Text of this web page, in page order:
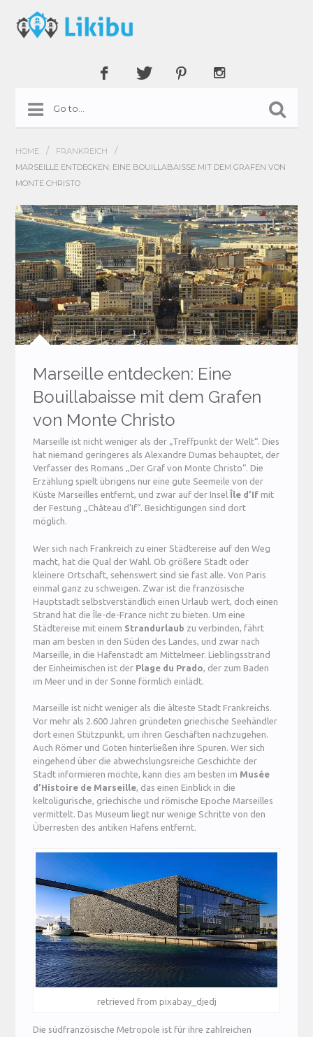
HOME / FRANKREICH /
MARSEILLE ENTDECKEN: EINE BOUILLABAISSE MIT DEM GRAFEN VON
MONTE CHRISTO
Marseille entdecken: Eine
Bouillabaisse mit dem Grafen
von Monte Christo
Marseille ist nicht weniger als der „Treffpunkt der Welt“. Dies
hat niemand geringeres als Alexandre Dumas behauptet, der
Verfasser des Romans „Der Graf von Monte Christo“. Die
Erzählung spielt übrigens nur eine gute Seemeile von der
Küste Marseilles entfernt, und zwar auf der Insel Île d’If mit
der Festung „Château d’If“. Besichtigungen sind dort
möglich.
Wer sich nach Frankreich zu einer Städtereise auf den Weg
macht, hat die Qual der Wahl. Ob größere Stadt oder
kleinere Ortschaft, sehenswert sind sie fast alle. Von Paris
einmal ganz zu schweigen. Zwar ist die französische
Hauptstadt selbstverständlich einen Urlaub wert, doch einen
Strand hat die Île-de-France nicht zu bieten. Um eine
Städtereise mit einem Strandurlaub zu verbinden, fährt
man am besten in den Süden des Landes, und zwar nach
Marseille, in die Hafenstadt am Mittelmeer. Lieblingsstrand
der Einheimischen ist der Plage du Prado , der zum Baden
im Meer und in der Sonne förmlich einlädt.
Marseille ist nicht weniger als die älteste Stadt Frankreichs.
Vor mehr als 2.600 Jahren gründeten griechische Seehändler
dort einen Stützpunkt, um ihren Geschäften nachzugehen.
Auch Römer und Goten hinterließen ihre Spuren. Wer sich
eingehend über die abwechslungsreiche Geschichte der
Stadt informieren möchte, kann dies am besten im Musée
d’Histoire de Marseille, das einen Einblick in die
keltoligurische, griechische und römische Epoche Marseilles
vermittelt. Das Museum liegt nur wenige Schritte von den
Überresten des antiken Hafens entfernt.
retrieved from pixabay_djedj
Die südfranzösische Metropole ist für ihre zahlreichen